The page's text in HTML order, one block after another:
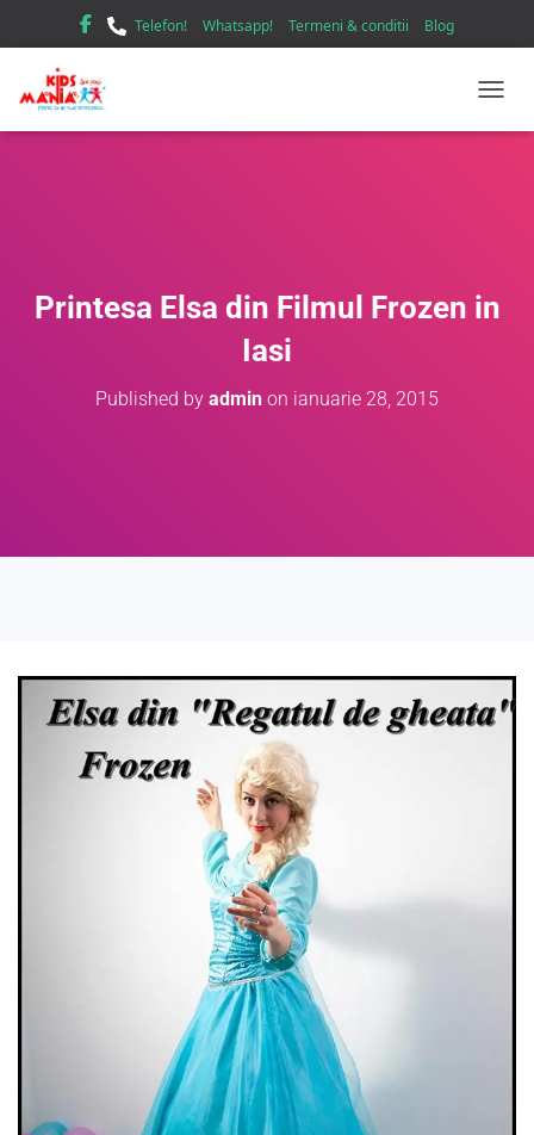
Telefon! Whatsapp! Termeni & conditii Blog
Printesa Elsa din Filmul Frozen in
Iasi
Published by admin on ianuarie 28, 2015